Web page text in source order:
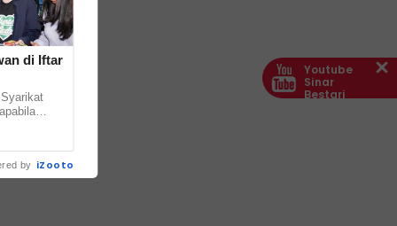
Youtube
Sinar
Bestari
di Iftar
by iZooto